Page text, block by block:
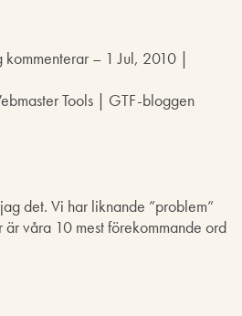
kommenterar – 1 Jul, 2010 |
Tools | GTF-bloggen
det. Vi har liknande ”problem”
är våra 10 mest förekommande ord